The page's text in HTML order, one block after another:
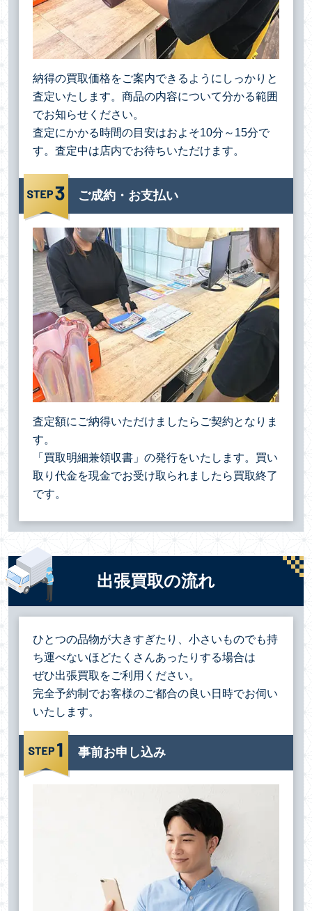
納得の買取価格をご案内できるようにしっかりと
査定いたします。商品の内容について分かる範囲
でお知らせください。
査定にかかる時間の目安はおよそ10分～15分で
す。査定中は店内でお待ちいただけます。
ご成約・お支払い
査定額にご納得いただけましたらご契約となりま
す。
「買取明細兼領収書」の発行をいたします。買い
取り代金を現金でお受け取られましたら買取終了
です。
出張買取の流れ
ひとつの品物が大きすぎたり、小さいものでも持
ち運べないほどたくさんあったりする場合は
ぜひ出張買取をご利用ください。
完全予約制でお客様のご都合の良い日時でお伺い
いたします。
事前お申し込み